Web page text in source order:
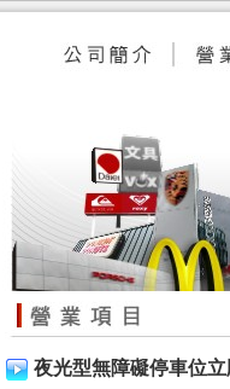
夜光型無障礙停車位